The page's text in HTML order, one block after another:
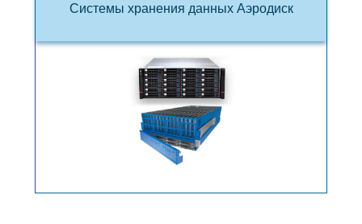
Системы хранения данных Аэродиск